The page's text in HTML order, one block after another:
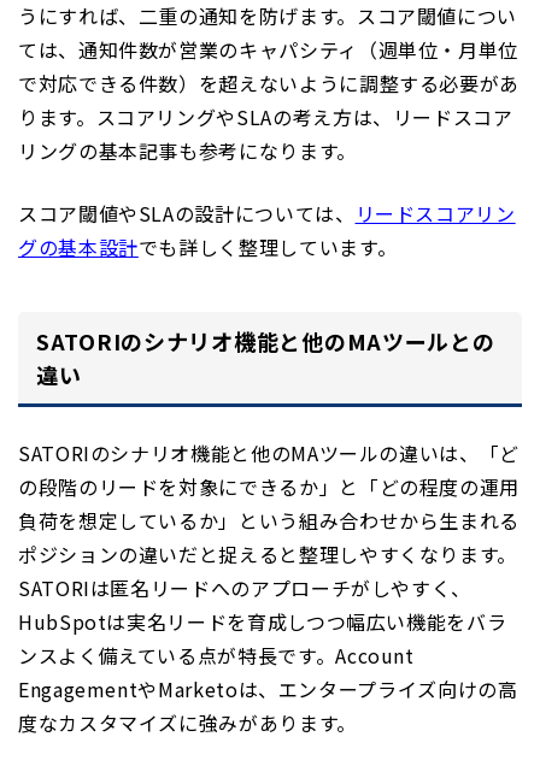
うにすれば、二重の通知を防げます。スコア閾値につい
ては、通知件数が営業のキャパシティ（週単位・月単位
で対応できる件数）を超えないように調整する必要があ
ります。スコアリングやSLAの考え方は、リードスコア
リングの基本記事も参考になります。
スコア閾値やSLAの設計については、 リードスコアリン
グの基本設計でも詳しく整理しています。
SATORIのシナリオ機能と他のMAツールとの
違い
SATORIのシナリオ機能と他のMAツールの違いは、「ど
の段階のリードを対象にできるか」と「どの程度の運用
負荷を想定しているか」という組み合わせから生まれる
ポジションの違いだと捉えると整理しやすくなります。
SATORIは匿名リードへのアプローチがしやすく、
HubSpotは実名リードを育成しつつ幅広い機能をバラ
ンスよく備えている点が特長です。Account
EngagementやMarketoは、エンタープライズ向けの高
度なカスタマイズに強みがあります。